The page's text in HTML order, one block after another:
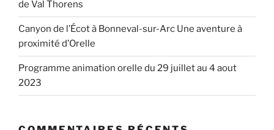
de Val Thorens
Canyon de l’Écot à Bonneval-sur-Arc Une aventure à
proximité d’Orelle
Programme animation orelle du 29 juillet au 4 aout
2023